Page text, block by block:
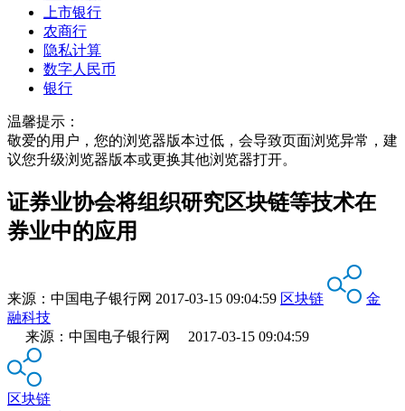
上市银行
农商行
隐私计算
数字人民币
银行
温馨提示：
敬爱的用户，您的浏览器版本过低，会导致页面浏览异常，建
议您升级浏览器版本或更换其他浏览器打开。
证券业协会将组织研究区块链等技术在
券业中的应用
来源： 中国电子银行网 2017-03-15 09:04:59 区块链
金
融科技
来源：中国电子银行网 2017-03-15 09:04:59
区块链